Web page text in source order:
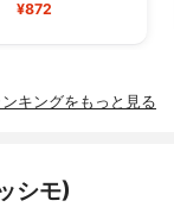
¥872
キングをもっと見る
シモ)